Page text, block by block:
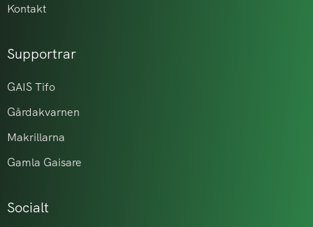
Kontakt
Supportrar
GAIS Tifo
Gårdakvarnen
Makrillarna
Gamla Gaisare
Socialt